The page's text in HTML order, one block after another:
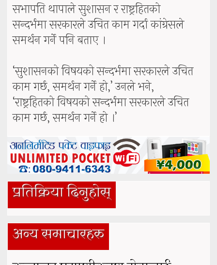
सभापति थापाले सुशासन र राष्ट्रहितको
सन्दर्भमा सरकारले उचित काम गर्दा कांग्रेसले
समर्थन गर्ने पनि बताए ।
‘सुशासनको विषयको सन्दर्भमा सरकारले उचित
काम गर्छ, समर्थन गर्ने हो,’ उनले भने,
‘राष्ट्रहितको विषयको सन्दर्भमा सरकारले उचित
काम गर्छ, समर्थन गर्ने हो ।’
प्रतिक्रिया दिनुहोस्
अन्य समाचारहरु